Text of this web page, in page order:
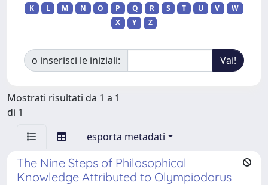
K
L M N O P Q R S T U V
W
X
Y Z
o inserisci le iniziali:
Mostrati risultati da 1 a 1
di 1
esporta metadati
The Nine Steps of Philosophical
Knowledge Attributed to Olympiodorus